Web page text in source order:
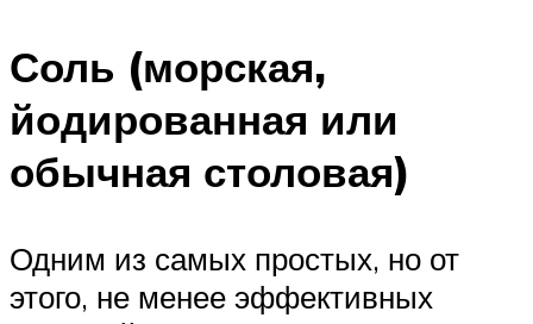
Соль (морская,
йодированная или
обычная столовая)
Одним из самых простых, но от
этого, не менее эффективных